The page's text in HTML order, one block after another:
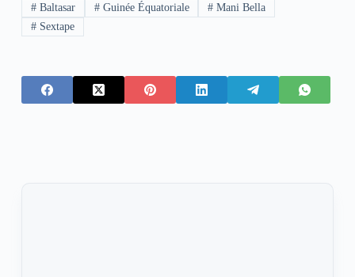
#Baltasar #Guinée Équatoriale # Mani Bella
#Sextape